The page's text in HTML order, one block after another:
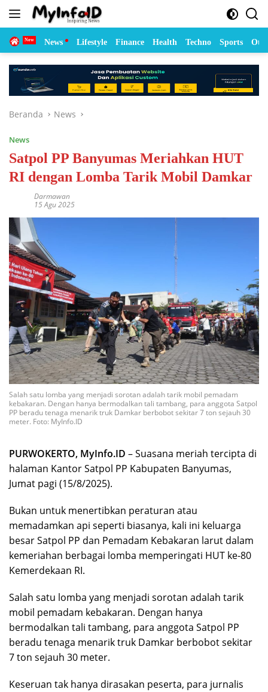
Langsung
Home News Lifestyle Finance Health Techno Sports
Beranda News
News
Satpol PP Banyumas Meriahkan HUT
RI dengan Lomba Tarik Mobil Damkar
Darmawan
15 Agu 2025
Salah satu lomba yang menjadi sorotan adalah tarik mobil pemadam
kebakaran. Dengan hanya bermodalkan tali tambang, para anggota Satpol
PP beradu tenaga menarik truk Damkar berbobot sekitar 7 ton sejauh 30
meter. Foto: MyInfo.ID
PURWOKERTO, MyInfo.ID – Suasana meriah tercipta di
halaman Kantor Satpol PP Kabupaten Banyumas,
Jumat pagi (15/8/2025).
Bukan untuk menertibkan peraturan atau
memadamkan api seperti biasanya, kali ini keluarga
besar Satpol PP dan Pemadam Kebakaran larut dalam
kemeriahan berbagai lomba memperingati HUT ke-80
Kemerdekaan RI.
Salah satu lomba yang menjadi sorotan adalah tarik
mobil pemadam kebakaran. Dengan hanya
bermodalkan tali tambang, para anggota Satpol PP
beradu tenaga menarik truk Damkar berbobot sekitar
7 ton sejauh 30 meter.
Keseruan tak hanya dirasakan peserta, para jurnalis